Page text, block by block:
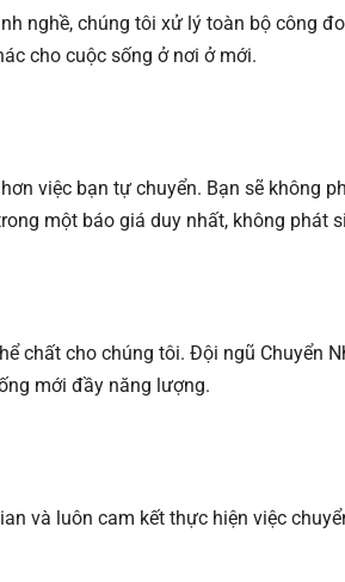
nghề, chúng tôi xử lý toàn bộ công
cho cuộc sống ở nơi ở mới.
việc bạn tự chuyển. Bạn sẽ không
một báo giá duy nhất, không phát
chất cho chúng tôi. Đội ngũ Chuyển
mới đầy năng lượng.
và luôn cam kết thực hiện việc